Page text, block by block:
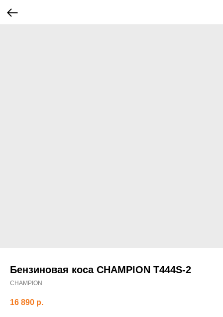
Бензиновая коса CHAMPION Т444S-2
CHAMPION
16 890 р.